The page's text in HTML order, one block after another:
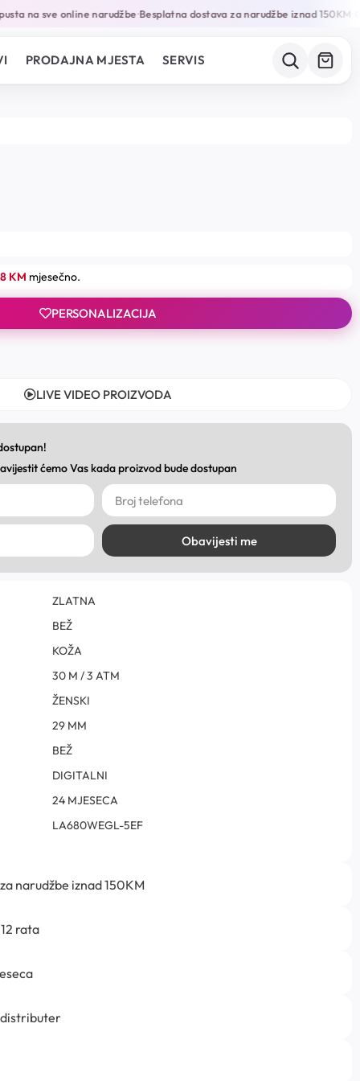
na sve online narudžbe•Besplatna dostava za narudžbe iznad 150KM•
PRODAJNA MJESTA SERVIS
KM mjesečno.
PERSONALIZACIJA
LIVE VIDEO PROIZVODA
ćemo Vas kada proizvod bude dostupan
Obavijesti me
ZLATNA
BEŽ
KOŽA
30 M / 3 ATM
ŽENSKI
29 MM
BEŽ
DIGITALNI
24 MJESECA
LA680WEGL-5EF
narudžbe iznad 150KM
rata